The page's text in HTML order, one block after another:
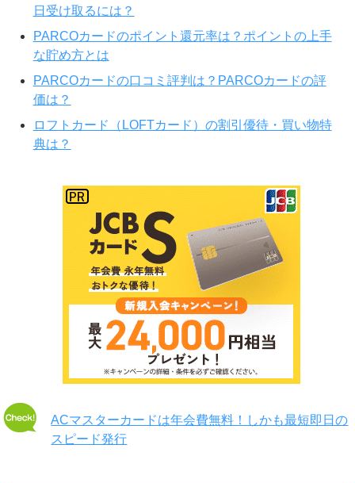
日受け取るには？
PARCOカードのポイント還元率は？ポイントの上手
な貯め方とは
PARCOカードの口コミ評判は？PARCOカードの評
価は？
ロフトカード（LOFTカード）の割引優待・買い物特
典は？
ACマスターカードは年会費無料！しかも最短即日の
スピード発行